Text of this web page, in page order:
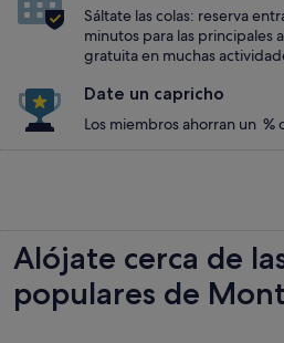
Sáltate las colas: reserva
minutos para las principales
gratuita en muchas
Date un capricho
Los miembros ahorran un %
Alójate cerca de
populares de